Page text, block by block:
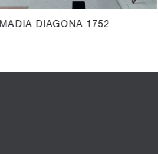
MADIA DIAGONA 1752